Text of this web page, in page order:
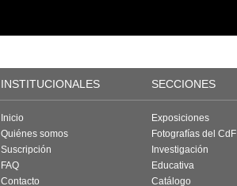
INSTITUCIONALES SECCIONES
Inicio
Quiénes somos
Suscripción
FAQ
Contacto
Exposiciones
Fotografías del CdF
Investigación
Educativa
Catálogo